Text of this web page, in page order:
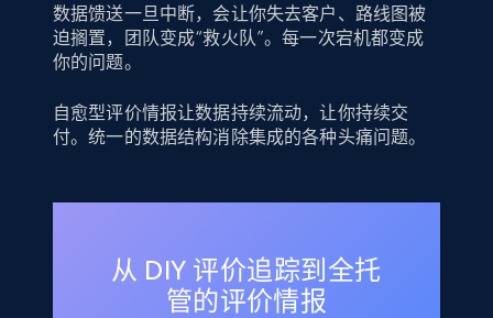
数据馈送一旦中断，会让你失去客户、路线图被
迫搁置，团队变成“救火队”。每一次宕机都变成
你的问题。
自愈型评价情报让数据持续流动，让你持续交
付。统一的数据结构消除集成的各种头痛问题。
从 DIY 评价追踪到全托
管的评价情报